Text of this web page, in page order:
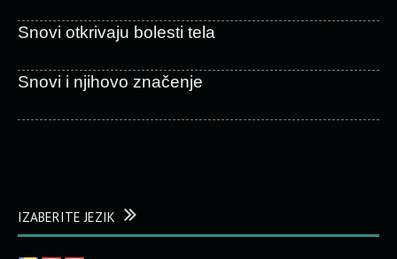
Snovi otkrivaju bolesti tela
Snovi i njihovo značenje
IZABERITE JEZIK